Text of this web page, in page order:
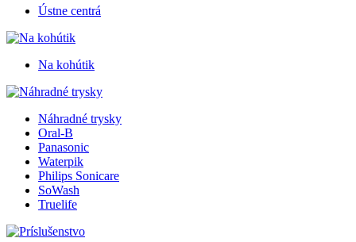
Ústne centrá
Na kohútik
Náhradné trysky
Oral-B
Panasonic
Waterpik
Philips Sonicare
SoWash
Truelife